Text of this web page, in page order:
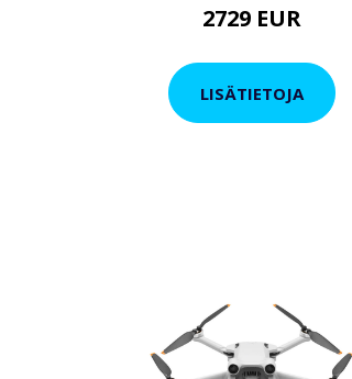
2729 EUR
LISÄTIETOJA